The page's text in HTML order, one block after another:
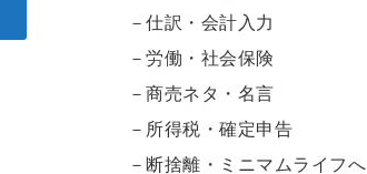
－仕訳・会計入力
－労働・社会保険
－商売ネタ・名言
－所得税・確定申告
－断捨離・ミニマムライフへ